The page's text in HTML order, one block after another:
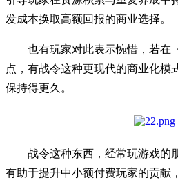
发成本换取高额回报的商业选择。
也有玩家对此表示惋惜，若在
点，有战令这种更现代的商业化模
保持得更久。
战令这种东西，经常玩游戏的
有助于提升中小额付费玩家的贡献